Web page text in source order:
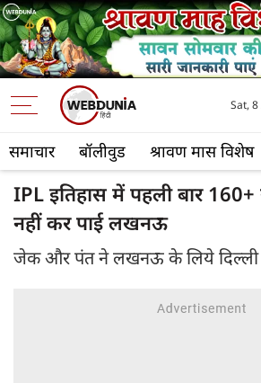
समाचार बॉलीवुड श्रावण मास विशेष
Sat,
IPL इतिहास में पहली बार 160+
नहीं कर पाई लखनऊ
जेक और पंत ने लखनऊ के लिये दिल्ली